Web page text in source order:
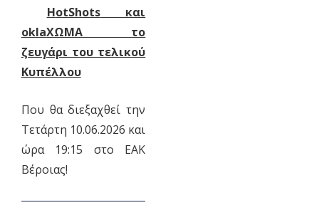
ΗotShotsκαι
oklaΧΩΜΑ το
ζευγάρι του τελικού
Κυπέλλου
Που θα διεξαχθεί την
Τετάρτη 10.06.2026 και
ώρα 19:15 στο ΕΑΚ
Βέροιας!